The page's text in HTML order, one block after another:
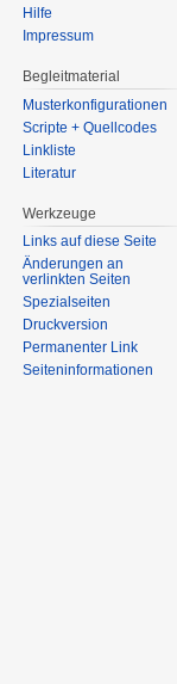
Hilfe
Impressum
Begleitmaterial
Musterkonfigurationen
Scripte + Quellcodes
Linkliste
Literatur
Werkzeuge
Links auf diese Seite
Änderungen an
verlinkten Seiten
Spezialseiten
Druckversion
Permanenter Link
Seiten­informationen